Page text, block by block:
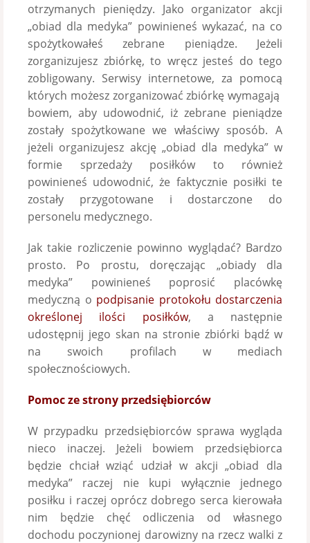
otrzymanych pieniędzy. Jako organizator akcji
„obiad dla medyka” powinieneś wykazać, na co
spożytkowałeś zebrane pieniądze. Jeżeli
zorganizujesz zbiórkę, to wręcz jesteś do tego
zobligowany. Serwisy internetowe, za pomocą
których możesz zorganizować zbiórkę wymagają
bowiem, aby udowodnić, iż zebrane pieniądze
zostały spożytkowane we właściwy sposób. A
jeżeli organizujesz akcję „obiad dla medyka” w
formie sprzedaży posiłków to również
powinieneś udowodnić, że faktycznie posiłki te
zostały przygotowane i dostarczone do
personelu medycznego.
Jak takie rozliczenie powinno wyglądać? Bardzo
prosto. Po prostu, doręczając „obiady dla
medyka” powinieneś poprosić placówkę
medyczną o podpisanie protokołu dostarczenia
określonej ilości posiłków, a następnie
udostępnij jego skan na stronie zbiórki bądź w
na swoich profilach w mediach
społecznościowych.
Pomoc ze strony przedsiębiorców
W przypadku przedsiębiorców sprawa wygląda
nieco inaczej. Jeżeli bowiem przedsiębiorca
będzie chciał wziąć udział w akcji „obiad dla
medyka” raczej nie kupi wyłącznie jednego
posiłku i raczej oprócz dobrego serca kierowała
nim będzie chęć odliczenia od własnego
dochodu poczynionej darowizny na rzecz walki z